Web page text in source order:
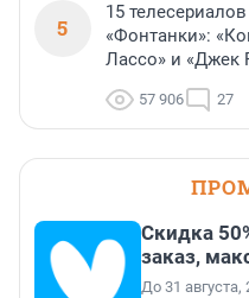
5
15
«Фонтанки»:
Лассо» и «Джек
57 906 27
Скидка
заказ,
До 31 августа,